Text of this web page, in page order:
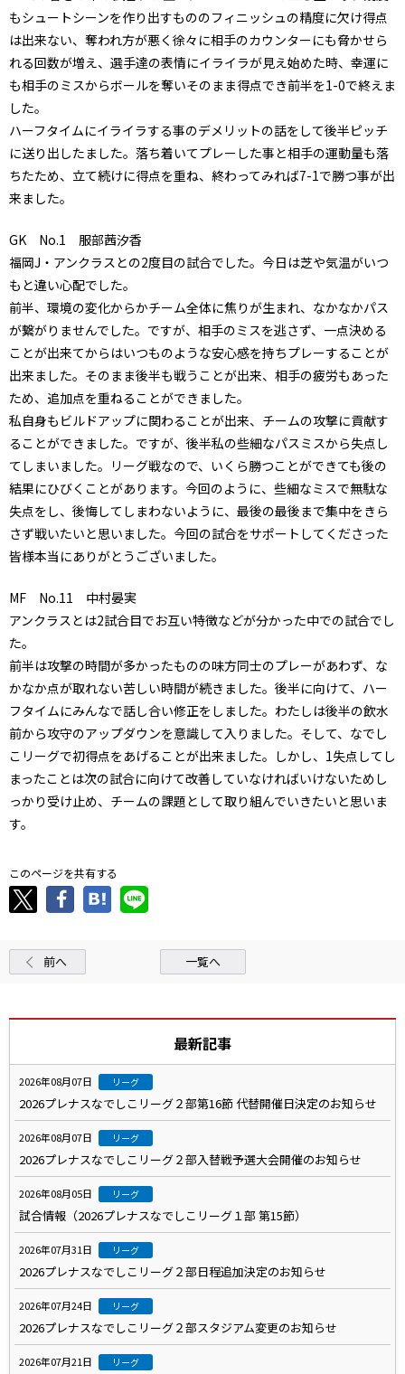
もシュートシーンを作り出すもののフィニッシュの精度に欠け得点
は出来ない、奪われ方が悪く徐々に相手のカウンターにも脅かせら
れる回数が増え、選手達の表情にイライラが見え始めた時、幸運に
も相手のミスからボールを奪いそのまま得点でき前半を1-0で終えま
した。
ハーフタイムにイライラする事のデメリットの話をして後半ピッチ
に送り出したました。落ち着いてプレーした事と相手の運動量も落
ちたため、立て続けに得点を重ね、終わってみれば7-1で勝つ事が出
来ました。
GK No.1 服部茜汐香
福岡J・アンクラスとの2度目の試合でした。今日は芝や気温がいつ
もと違い心配でした。
前半、環境の変化からかチーム全体に焦りが生まれ、なかなかパス
が繋がりませんでした。ですが、相手のミスを逃さず、一点決める
ことが出来てからはいつものような安心感を持ちプレーすることが
出来ました。そのまま後半も戦うことが出来、相手の疲労もあった
ため、追加点を重ねることができました。
私自身もビルドアップに関わることが出来、チームの攻撃に貢献す
ることができました。ですが、後半私の些細なパスミスから失点し
てしまいました。リーグ戦なので、いくら勝つことができても後の
結果にひびくことがあります。今回のように、些細なミスで無駄な
失点をし、後悔してしまわないように、最後の最後まで集中をきら
さず戦いたいと思いました。今回の試合をサポートしてくださった
皆様本当にありがとうございました。
MF No.11 中村晏実
アンクラスとは2試合目でお互い特徴などが分かった中での試合でし
た。
前半は攻撃の時間が多かったものの味方同士のプレーがあわず、な
かなか点が取れない苦しい時間が続きました。後半に向けて、ハー
フタイムにみんなで話し合い修正をしました。わたしは後半の飲水
前から攻守のアップダウンを意識して入りました。そして、なでし
こリーグで初得点をあげることが出来ました。しかし、1失点してし
まったことは次の試合に向けて改善していなければいけないためし
っかり受け止め、チームの課題として取り組んでいきたいと思いま
す。
このページを共有する
前へ 一覧へ
最新記事
2026年08月07日 リーグ
2026プレナスなでしこリーグ２部第16節 代替開催日決定のお知らせ
2026年08月07日 リーグ
2026プレナスなでしこリーグ２部入替戦予選大会開催のお知らせ
2026年08月05日 リーグ
試合情報（2026プレナスなでしこリーグ１部 第15節）
2026年07月31日 リーグ
2026プレナスなでしこリーグ２部日程追加決定のお知らせ
2026年07月24日 リーグ
2026プレナスなでしこリーグ２部スタジアム変更のお知らせ
2026年07月21日 リーグ